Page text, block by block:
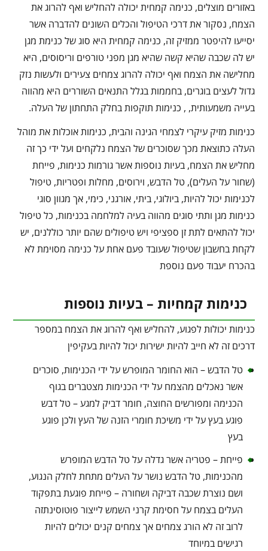
באזורים מוצלים, כנימה קמחית יכולה להחליש ואף להרוג את
הצמח, נסקור את דרכי הטיפול והכלים השונים להדברה אשר
יסייעו להיפטר ממזיק זה, כנימה קמחית היא סוג של כנימת מגן
יש לה שכבה שהיא קשה שהיא מגן מפני טורפים וריסוסים, היא
מחלישה את הצמח ואף יכולה להרוג צמחים צעירים ולעשות נזק
גדול לעצים בוגרים, בחממות בגלל התנאים השוררים היא מהווה
בעייה משמעותית, , כנימות תוקפות בחלק התחתון של העלה.
כנימות מזיק עיקרי לצמחי הגינה והבית, כנימות אוכלות את מוהל
העלה כתוצאת מכך שסוכרים של הצמח נלקחים ועל ידי כך זה
מחליש את הצמח, בעיות נוספות אשר גורמות כנימות, פייחת
(שחור על העלים), טל הדבש, וירוסים, מחלות ופטריות, טיפול
לכנימות יכול להיות, ביולוגי, ביתי, אורגני, כימי, אך מגוון סוגי
כנימות מגן ותתי סוגים מהווה בעיה למלחמה בכנימות, כל טיפול
יכול להתאים לתת זן ספציפי ויש טיפולים שהם יותר כוללנים, יש
לקחת בחשבון שטיפול שעובד פעם אחת על כנימה מסוימת לא
בהכרח יעבוד פעם נוספת
כנימות קמחיות – בעיות נוספות
כנימות יכולות לפגוע, להחליש ואף להרוג את הצמח במספר
דרכים זה לא חייב להיות ישירות יכול להיות בעקיפין
טל הדבש – הוא החומר המופרש על ידי הכנימות, סוכרים
אשר נאכלים מהצמח על ידי הכנימות מצטברים בגוף
הכנימה ומפורשים החוצה, חומר דביק למגע – טל דבש
פוגע בעץ על ידי משיכת חומרי הזנה של העץ ולכן פוגע
בעץ
פייחת – פטריה אשר גדלה על טל הדבש המופרש
מהכנימות, טל הדבש נושר על העלים מתחת לחלק הנגוע,
ושם נוצרת שכבה דביקה ושחורה – פייחת פוגעת בתפקוד
העלים בצמח על חסימת קרני השמש לייצור פוטוסינתזה
לרוב זה לא הורג צמחים אך צמחים קנים יכולים להיות
רגישים במיוחד